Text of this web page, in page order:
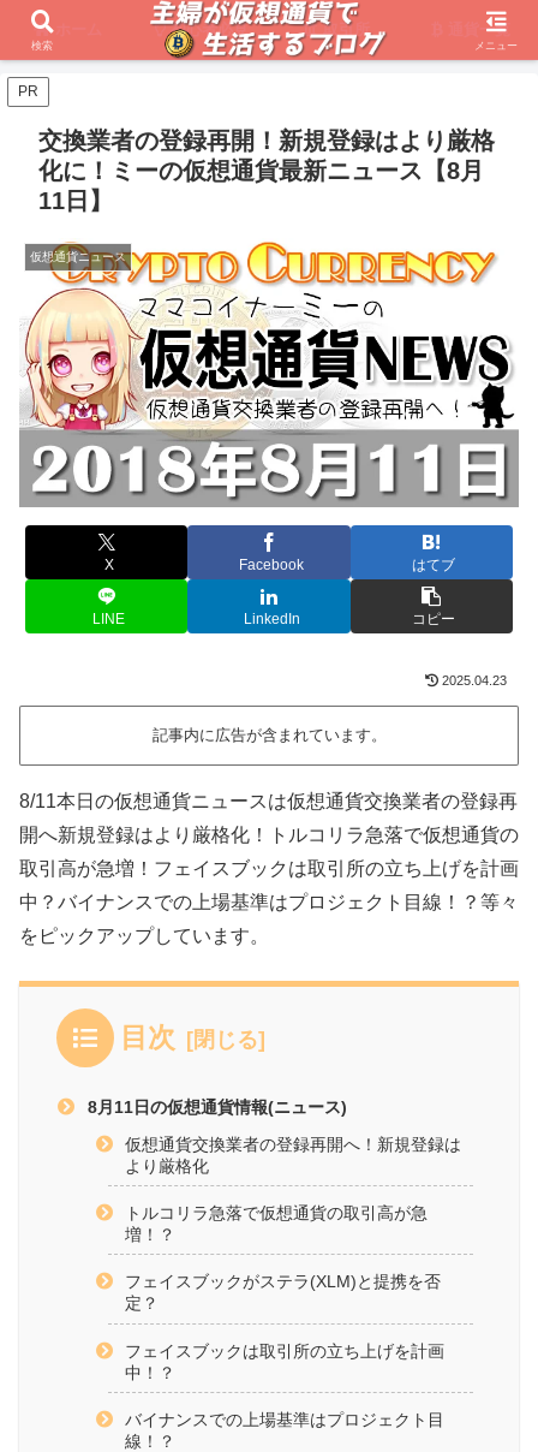
ホーム 初心者必見 取引所 通貨一覧
PR
交換業者の登録再開！新規登録はより厳格
化に！ミーの仮想通貨最新ニュース【8月
11日】
仮想通貨ニュース
X Facebook はてブ
LINE LinkedIn コピー
2025.04.23
記事内に広告が含まれています。
8/11本日の仮想通貨ニュースは仮想通貨交換業者の登録再
開へ新規登録はより厳格化！トルコリラ急落で仮想通貨の
取引高が急増！フェイスブックは取引所の立ち上げを計画
中？バイナンスでの上場基準はプロジェクト目線！？等々
をピックアップしています。
目次
8月11日の仮想通貨情報(ニュース)
仮想通貨交換業者の登録再開へ！新規登録は
より厳格化
トルコリラ急落で仮想通貨の取引高が急
増！？
フェイスブックがステラ(XLM)と提携を否
定？
フェイスブックは取引所の立ち上げを計画
中！？
バイナンスでの上場基準はプロジェクト目
線！？
検索 メニュー